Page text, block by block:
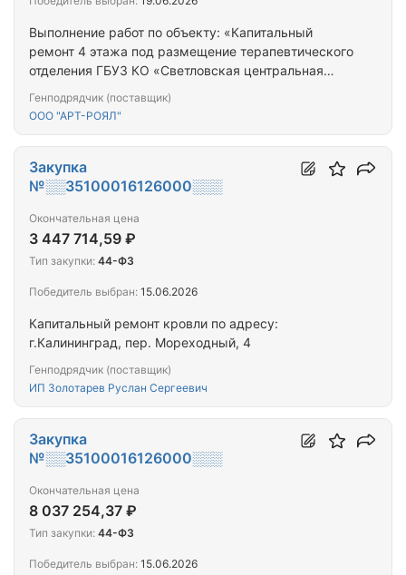
Выполнение работ по объекту: «Капитальный
ремонт 4 этажа под размещение терапевтического
отделения ГБУЗ КО «Светловская центральная
область, г. Светлый, пер. Сосновый, 10А»
Генподрядчик (поставщик)
ООО "АРТ-РОЯЛ"
Капитальный ремонт кровли по адресу:
г.Калининград, пер. Мореходный, 4
Генподрядчик (поставщик)
ИП Золотарев Руслан Сергеевич
Закупка
№░░35100016126000░░░
Окончательная цена
3 447 714,59 ₽
Тип закупки: 44-ФЗ
Победитель выбран: 15.06.2026
Закупка
№░░35100016126000░░░
Окончательная цена
8 037 254,37 ₽
Тип закупки: 44-ФЗ
Победитель выбран: 15.06.2026